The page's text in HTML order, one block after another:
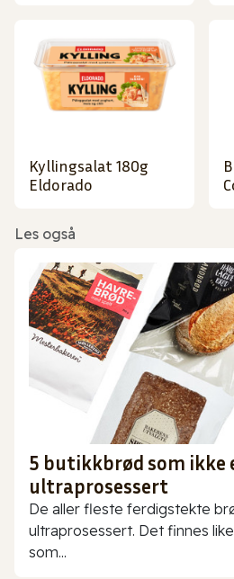
Kyllingsalat 180g
Eldorado
Les også
5 butikkbrød som ikke
ultraprosessert
De aller fleste ferdigstekte
ultraprosessert. Det finnes
som...